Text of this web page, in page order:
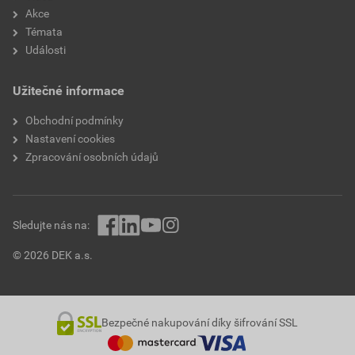
Akce
Témata
Události
Užitečné informace
Obchodní podmínky
Nastavení cookies
Zpracování osobních údajů
© 2026 DEK a.s.
Sledujte nás na:
Bezpečné nakupování díky šifrování SSL